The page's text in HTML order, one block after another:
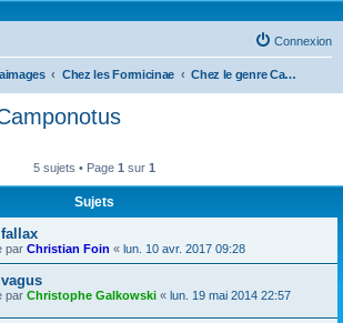
Connexion
Chez les Formicinae Chez le genre Camponotus
5 sujets • Page 1 sur 1
Sujets
par Christian Foin « lun. 10 avr. 2017 09:28
par Christophe Galkowski « lun. 19 mai 2014 22:57